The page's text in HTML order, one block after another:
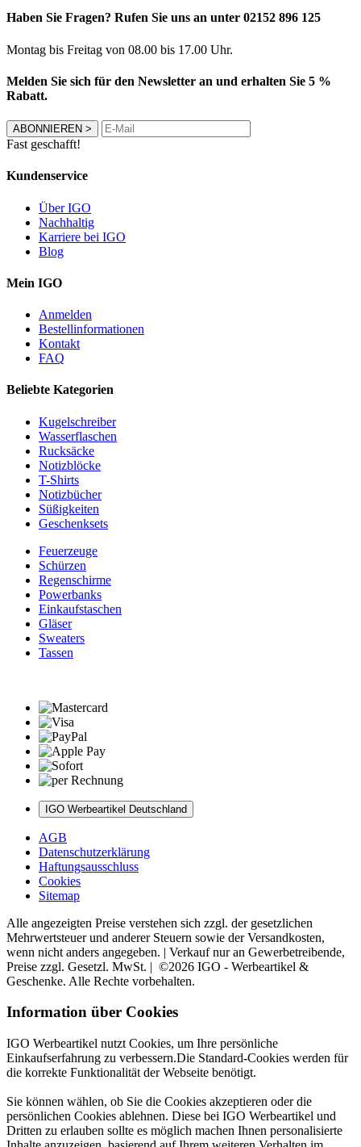
Haben Sie Fragen? Rufen Sie uns an unter 02152 896 125
Montag bis Freitag von 08.00 bis 17.00 Uhr.
Melden Sie sich für den Newsletter an und erhalten Sie 5 %
Rabatt.
ABONNIEREN >
Fast geschafft!
Kundenservice
Über IGO
Nachhaltig
Karriere bei IGO
Blog
Mein IGO
Anmelden
Bestellinformationen
Kontakt
FAQ
Beliebte Kategorien
Kugelschreiber
Wasserflaschen
Rucksäcke
Notizblöcke
T-Shirts
Notizbücher
Süßigkeiten
Geschenksets
Feuerzeuge
Schürzen
Regenschirme
Powerbanks
Einkaufstaschen
Gläser
Sweaters
Tassen
IGO Werbeartikel Deutschland
AGB
Datenschutzerklärung
Haftungsausschluss
Cookies
Sitemap
Alle angezeigten Preise verstehen sich zzgl. der gesetzlichen
Mehrwertsteuer und anderer Steuern sowie der Versandkosten,
wenn nicht anders angegeben. | Verkauf nur an Gewerbetreibende,
Preise zzgl. Gesetzl. MwSt. | ©2026 IGO - Werbeartikel &
Geschenke. Alle Rechte vorbehalten.
Information über Cookies
IGO Werbeartikel nutzt Cookies, um Ihre persönliche
Einkaufserfahrung zu verbessern.Die Standard-Cookies werden für
die korrekte Funktionalität der Webseite benötigt.
Sie können wählen, ob Sie die Cookies akzeptieren oder die
persönlichen Cookies ablehnen. Diese bei IGO Werbeartikel und
Dritten zu erlauben sollte es möglich machen Ihnen personalisierte